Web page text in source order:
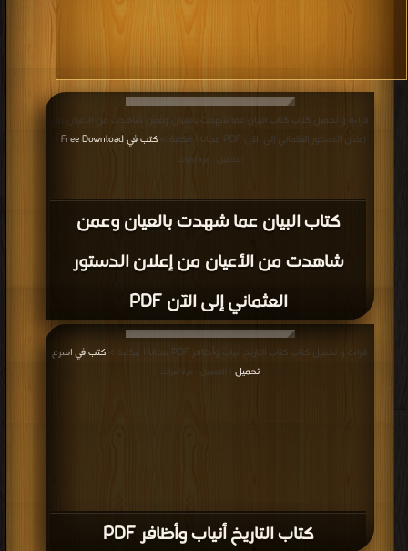
كتاب البيان عما شهدت بالعيان وعمن
شاهدت من الأعيان من إعلان الدستور
العثماني إلى الآن PDF
قراءة و تحميل كتاب كتاب البيان عما شهدت بالعيان وعمن شاهدت من الأعيان من
إعلان الدستور العثماني إلى الآن PDF مجانا | مكتبة >
كتب في Free Download
كتاب التاريخ أنياب وأظافر PDF
قراءة و تحميل كتاب كتاب التاريخ أنياب وأظافر PDF مجانا | مكتبة >
تحميل